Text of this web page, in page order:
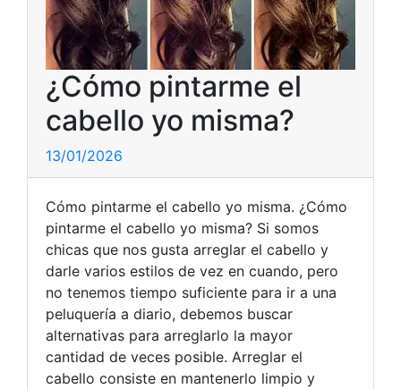
¿Cómo pintarme el
cabello yo misma?
13/01/2026
Cómo pintarme el cabello yo misma. ¿Cómo
pintarme el cabello yo misma? Si somos
chicas que nos gusta arreglar el cabello y
darle varios estilos de vez en cuando, pero
no tenemos tiempo suficiente para ir a una
peluquería a diario, debemos buscar
alternativas para arreglarlo la mayor
cantidad de veces posible. Arreglar el
cabello consiste en mantenerlo limpio y